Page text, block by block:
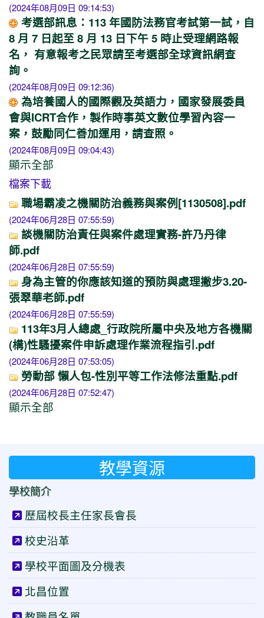
(2024年08月09日 09:14:53)
考選部訊息：113 年國防法務官考試第一試，自
8 月 7 日起至 8 月 13 日下午 5 時止受理網路報
名， 有意報考之民眾請至考選部全球資訊網查
詢。
(2024年08月09日 09:12:36)
為培養國人的國際觀及英語力，國家發展委員
會與ICRT合作，製作時事英文數位學習內容一
案，鼓勵同仁善加運用，請查照。
(2024年08月09日 09:04:43)
顯示全部
檔案下載
職場霸凌之機關防治義務與案例[1130508].pdf
(2024年06月28日 07:55:59)
談機關防治責任與案件處理實務-許乃丹律
師.pdf
(2024年06月28日 07:55:59)
身為主管的你應該知道的預防與處理撇步3.20-
張翠華老師.pdf
(2024年06月28日 07:55:59)
113年3月人總處_行政院所屬中央及地方各機關
(構)性騷擾案件申訴處理作業流程指引.pdf
(2024年06月28日 07:53:05)
勞動部 懶人包-性別平等工作法修法重點.pdf
(2024年06月28日 07:52:47)
顯示全部
教學資源
學校簡介
歷屆校長主任家長會長
校史沿革
學校平面圖及分機表
北昌位置